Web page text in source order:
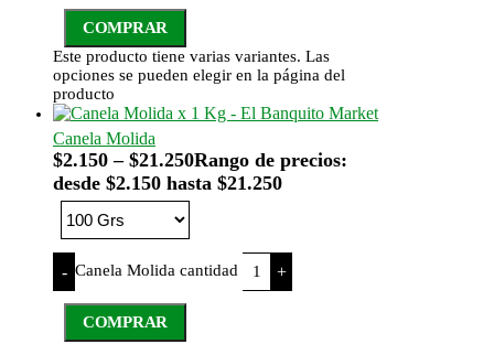
COMPRAR
Este producto tiene varias variantes. Las
opciones se pueden elegir en la página del
producto
Canela Molida
$2.150 – $21.250Rango de precios:
desde $2.150 hasta $21.250
- Canela Molida cantidad +
COMPRAR